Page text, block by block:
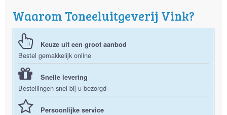
Waarom Toneeluitgeverij Vink?
Keuze uit een groot aanbod
Bestel gemakkelijk online
Snelle levering
Bestellingen snel bij u bezorgd
Persoonlijke service